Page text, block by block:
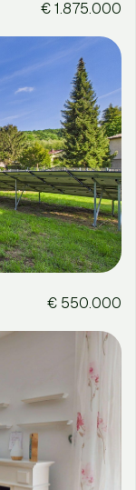
€ 1.875.000
€ 550.000